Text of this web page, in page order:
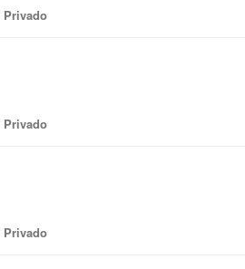
Privado
Privado
Privado